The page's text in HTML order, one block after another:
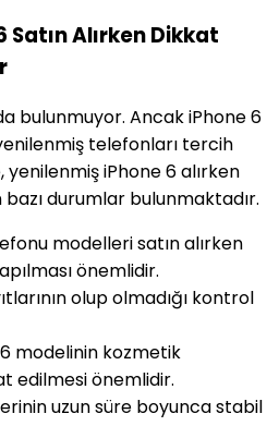
Alırken Dikkat
bulunmuyor. Ancak iPhone 6
telefonları tercih
iPhone 6 alırken
durumlar bulunmaktadır.
modelleri satın alırken
önemlidir.
olup olmadığı kontrol
modelinin kozmetik
edilmesi önemlidir.
uzun süre boyunca stabil